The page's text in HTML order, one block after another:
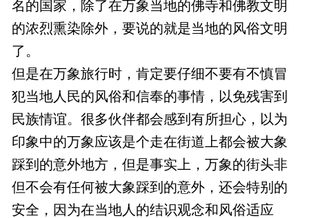
名的国家，除了在万象当地的佛寺和佛教文明
的浓烈熏染除外，要说的就是当地的风俗文明
了。
但是在万象旅行时，肯定要仔细不要有不慎冒
犯当地人民的风俗和信奉的事情，以免残害到
民族情谊。很多伙伴都会感到有所担心，以为
印象中的万象应该是个走在街道上都会被大象
踩到的意外地方，但是事实上，万象的街头非
但不会有任何被大象踩到的意外，还会特别的
安全，因为在当地人的结识观念和风俗适应